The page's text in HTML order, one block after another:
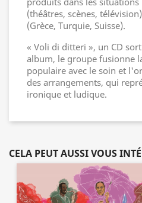
(théâtres, scènes,
(Grèce, Turquie, Suisse).
« Voli di ditteri », un CD
album, le groupe fusionne
populaire avec le soin et
des arrangements, qui
ironique et ludique.
CELA PEUT AUSSI VOUS